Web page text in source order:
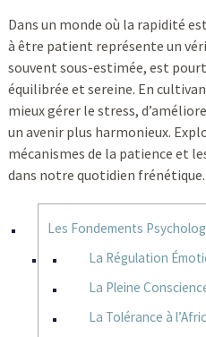
Dans un monde où la rapidité
à être patient représente un
souvent sous-estimée, est
équilibrée et sereine. En
mieux gérer le stress,
un avenir plus harmonieux.
mécanismes de la patience et
dans notre quotidien frénétique.
Les Fondements
La Régulation
La Pleine
La Tolérance à